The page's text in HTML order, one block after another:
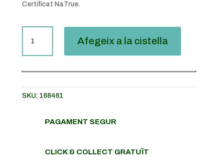
Certificat NaTrue.
WELEDA
BOLQUER
MALVA
Afegeix a la cistella
SKU: 168461
PAGAMENT SEGUR
CLICK & COLLECT GRATUÏT